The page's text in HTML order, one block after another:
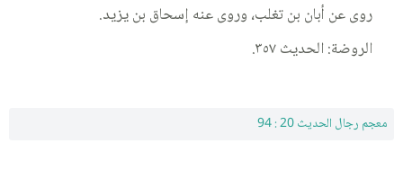
روى عن أبان بن تغلب، وروى عنه إسحاق بن يزيد.
الروضة: الحديث ٣٥٧.
معجم رجال الحديث 20 : 94